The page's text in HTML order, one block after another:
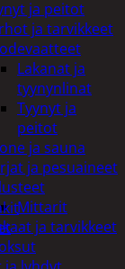
ja peitot
ja tarvikkeet
Lakanat ja
tyynynlinat
Tyynyt ja
peitot
ja sauna
ja pesuaineet
Mittarit
ja tarvikkeet